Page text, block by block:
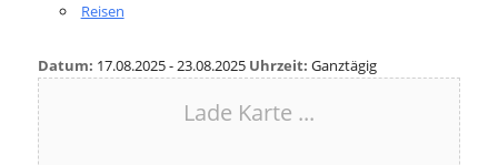
Reisen
Datum: 17.08.2025 - 23.08.2025 Uhrzeit: Ganztägig
Lade Karte ...